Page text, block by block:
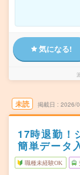
気になる!
未読 掲載日 2026/
17時退勤！
簡単データ
職種未経験OK